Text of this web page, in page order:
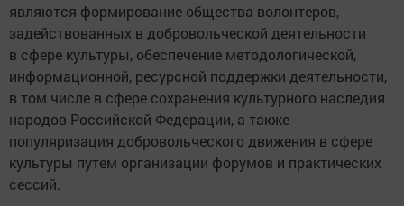
являются формирование общества волонтеров,
задействованных в добровольческой деятельности
в сфере культуры, обеспечение методологической,
информационной, ресурсной поддержки деятельности,
в том числе в сфере сохранения культурного наследия
народов Российской Федерации, а также
популяризация добровольческого движения в сфере
культуры путем организации форумов и практических
сессий.